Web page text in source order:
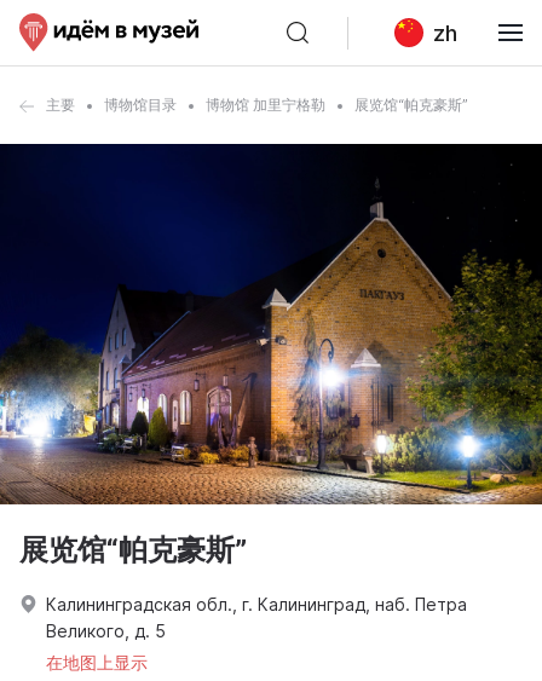
zh
主要 博物馆目录 博物馆 加里宁格勒 展览馆“帕克豪斯”
展览馆“帕克豪斯”
Калининградская обл., г. Калининград, наб. Петра
Великого, д. 5
在地图上显示